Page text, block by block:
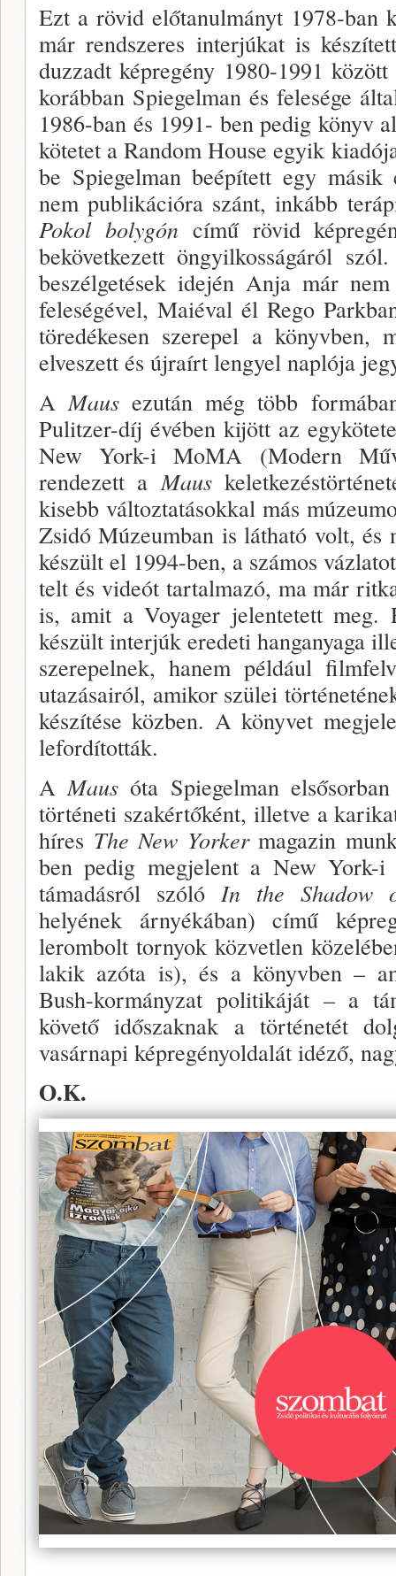
Ezt a rövid előtanulmányt 1978-ban
már rendszeres interjúkat is
duzzadt képregény 1980-1991
korábban Spiegelman és fe­lesége
1986-ban és 1991- ben pedig könyv
kötetet a Random House egyik
be Spiegelman beépített egy
nem publikációra szánt, inkább
Pokol bolygón című rövid
bekövetkezett öngyilkosságáról
beszélgetések idején Anja már
feleségével, Maiéval él Rego
töredékesen sze­repel a könyvben,
elveszett és újraírt lengyel naplója
AMaus ezután még több
Pulitzer-díj évében kijött az
New York-i MoMA (Modern
rendezett aMaus
kisebb változtatásokkal más
Zsidó Múzeumban is látható volt, és
készült el 1994-ben, a számos
telt és videót tartalmazó, ma már
is, amit a Voyager jelentetett meg.
készült interjúk eredeti hanganyaga
szerepelnek, hanem példá­ul
utazásairól, amikor szülei
készítése közben. A könyvet
le­fordították.
AMaus óta Spiegelman
történeti szakértőként, illetve a
híres The New Yorkermagazin
ben pedig megjelent a New York-
támadásról szóló In the Shadow
helyének árnyéká­ban) című
lerombolt tor­nyok közvetlen
lakik azóta is), és a könyvben –
Bush-kormányzat politikáját – a
követő időszaknak a történetét
vasárnapi képregényoldalát idéző,
O.K.